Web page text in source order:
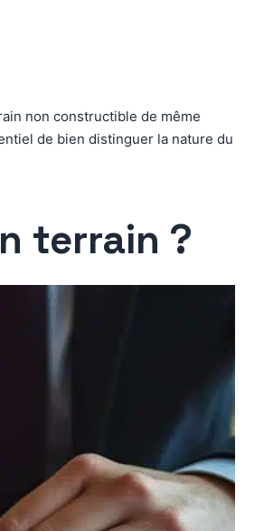
non constructible de même
de bien distinguer la nature du
terrain ?